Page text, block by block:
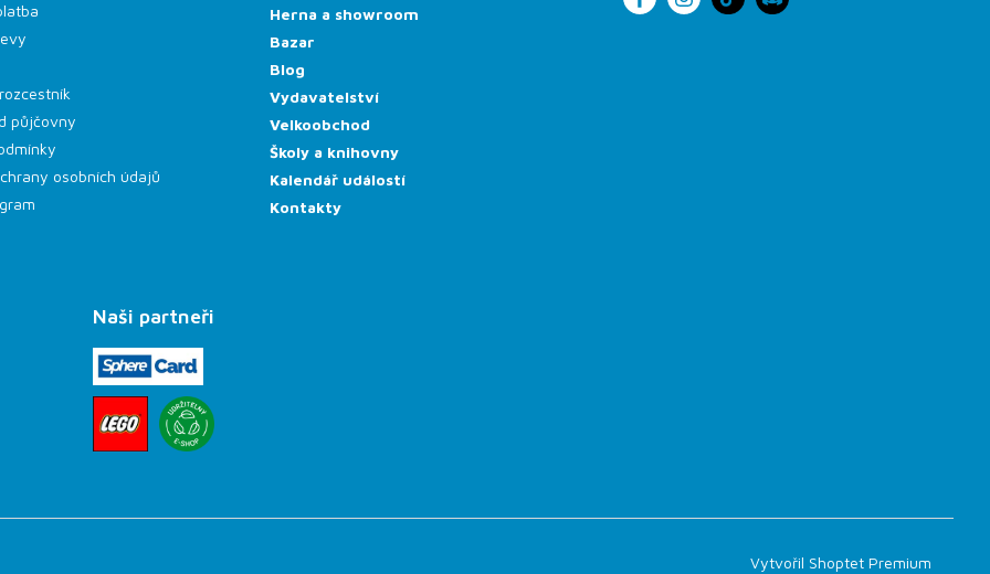
půjčovny
osobních údajů
Herna a showroom
Bazar
Blog
Vydavatelství
Velkoobchod
Školy a knihovny
Kalendář událostí
Kontakty
Naši partneři
Vytvořil Shoptet Premium